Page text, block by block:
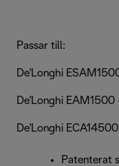
Passar till:
De'Longhi
De'Longhi
De'Longhi ECA14500
Patenterat